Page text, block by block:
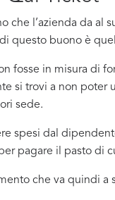
che l’azienda da
questo buono è
fosse in misura di
si trovi a non poter
sede.
spesi dal
pagare il pasto di
che va quindi